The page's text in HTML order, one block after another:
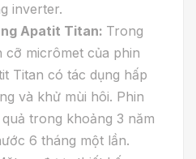
inverter.
Apatit Titan: Trong
cỡ micrômet của phin
Titan có tác dụng hấp
và khử mùi hôi. Phin
trong khoảng 3 năm
6 tháng một lần.